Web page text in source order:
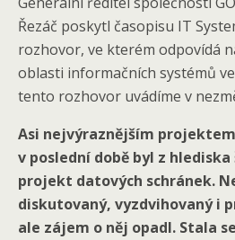
Řezáč poskytl časopisu IT
rozhovor, ve kterém odpovídá
oblasti informačních systémů
tento rozhovor uvádíme v
Asi nejvýraznějším
v poslední době byl z
projekt datových schránek.
diskutovaný, vyzdvihovaný i
ale zájem o něj opadl. Stala